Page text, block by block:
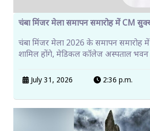
चंबा मिंजर मेला समापन समारोह में CM
चंबा मिंजर मेला 2026 के समापन समारोह
शामिल होंगे, मेडिकल कॉलेज अस्पताल
July 31, 2026 2:36 p.m.